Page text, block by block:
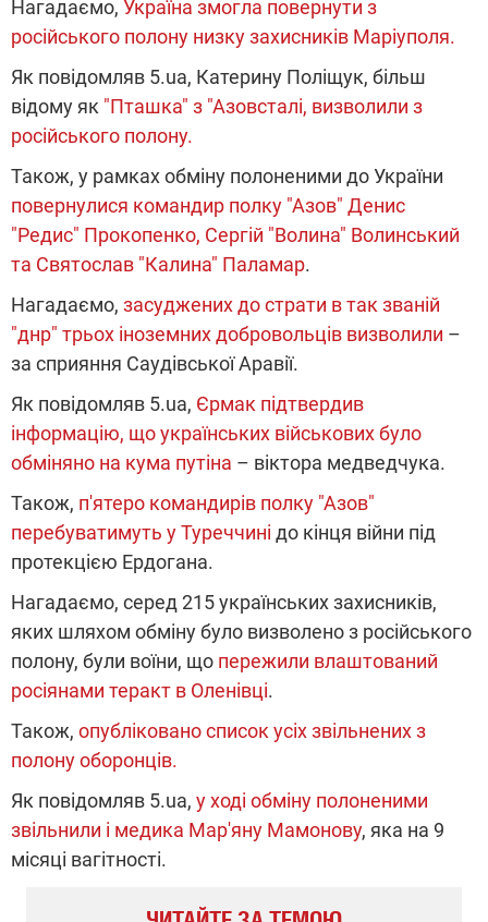
Нагадаємо, Україна змогла повернути з
російського полону низку захисників Маріуполя.
Як повідомляв 5.ua, Катерину Поліщук, більш
відому як "Пташка" з "Азовсталі, визволили з
російського полону.
Також, у рамках обміну полоненими до України
повернулися командир полку "Азов" Денис
"Редис" Прокопенко, Сергій "Волина" Волинський
та Святослав "Калина" Паламар.
Нагадаємо, засуджених до страти в так званій
"днр" трьох іноземних добровольців визволили –
за сприяння Саудівської Аравії.
Як повідомляв 5.ua, Єрмак підтвердив
інформацію, що українських військових було
обміняно на кума путіна – віктора медведчука.
Також, п'ятеро командирів полку "Азов"
перебуватимуть у Туреччині до кінця війни під
протекцією Ердогана.
Нагадаємо, серед 215 українських захисників,
яких шляхом обміну було визволено з російського
полону, були воїни, що пережили влаштований
росіянами теракт в Оленівці.
Також, опубліковано список усіх звільнених з
полону оборонців.
Як повідомляв 5.ua, у ході обміну полоненими
звільнили і медика Мар'яну Мамонову, яка на 9
місяці вагітності.